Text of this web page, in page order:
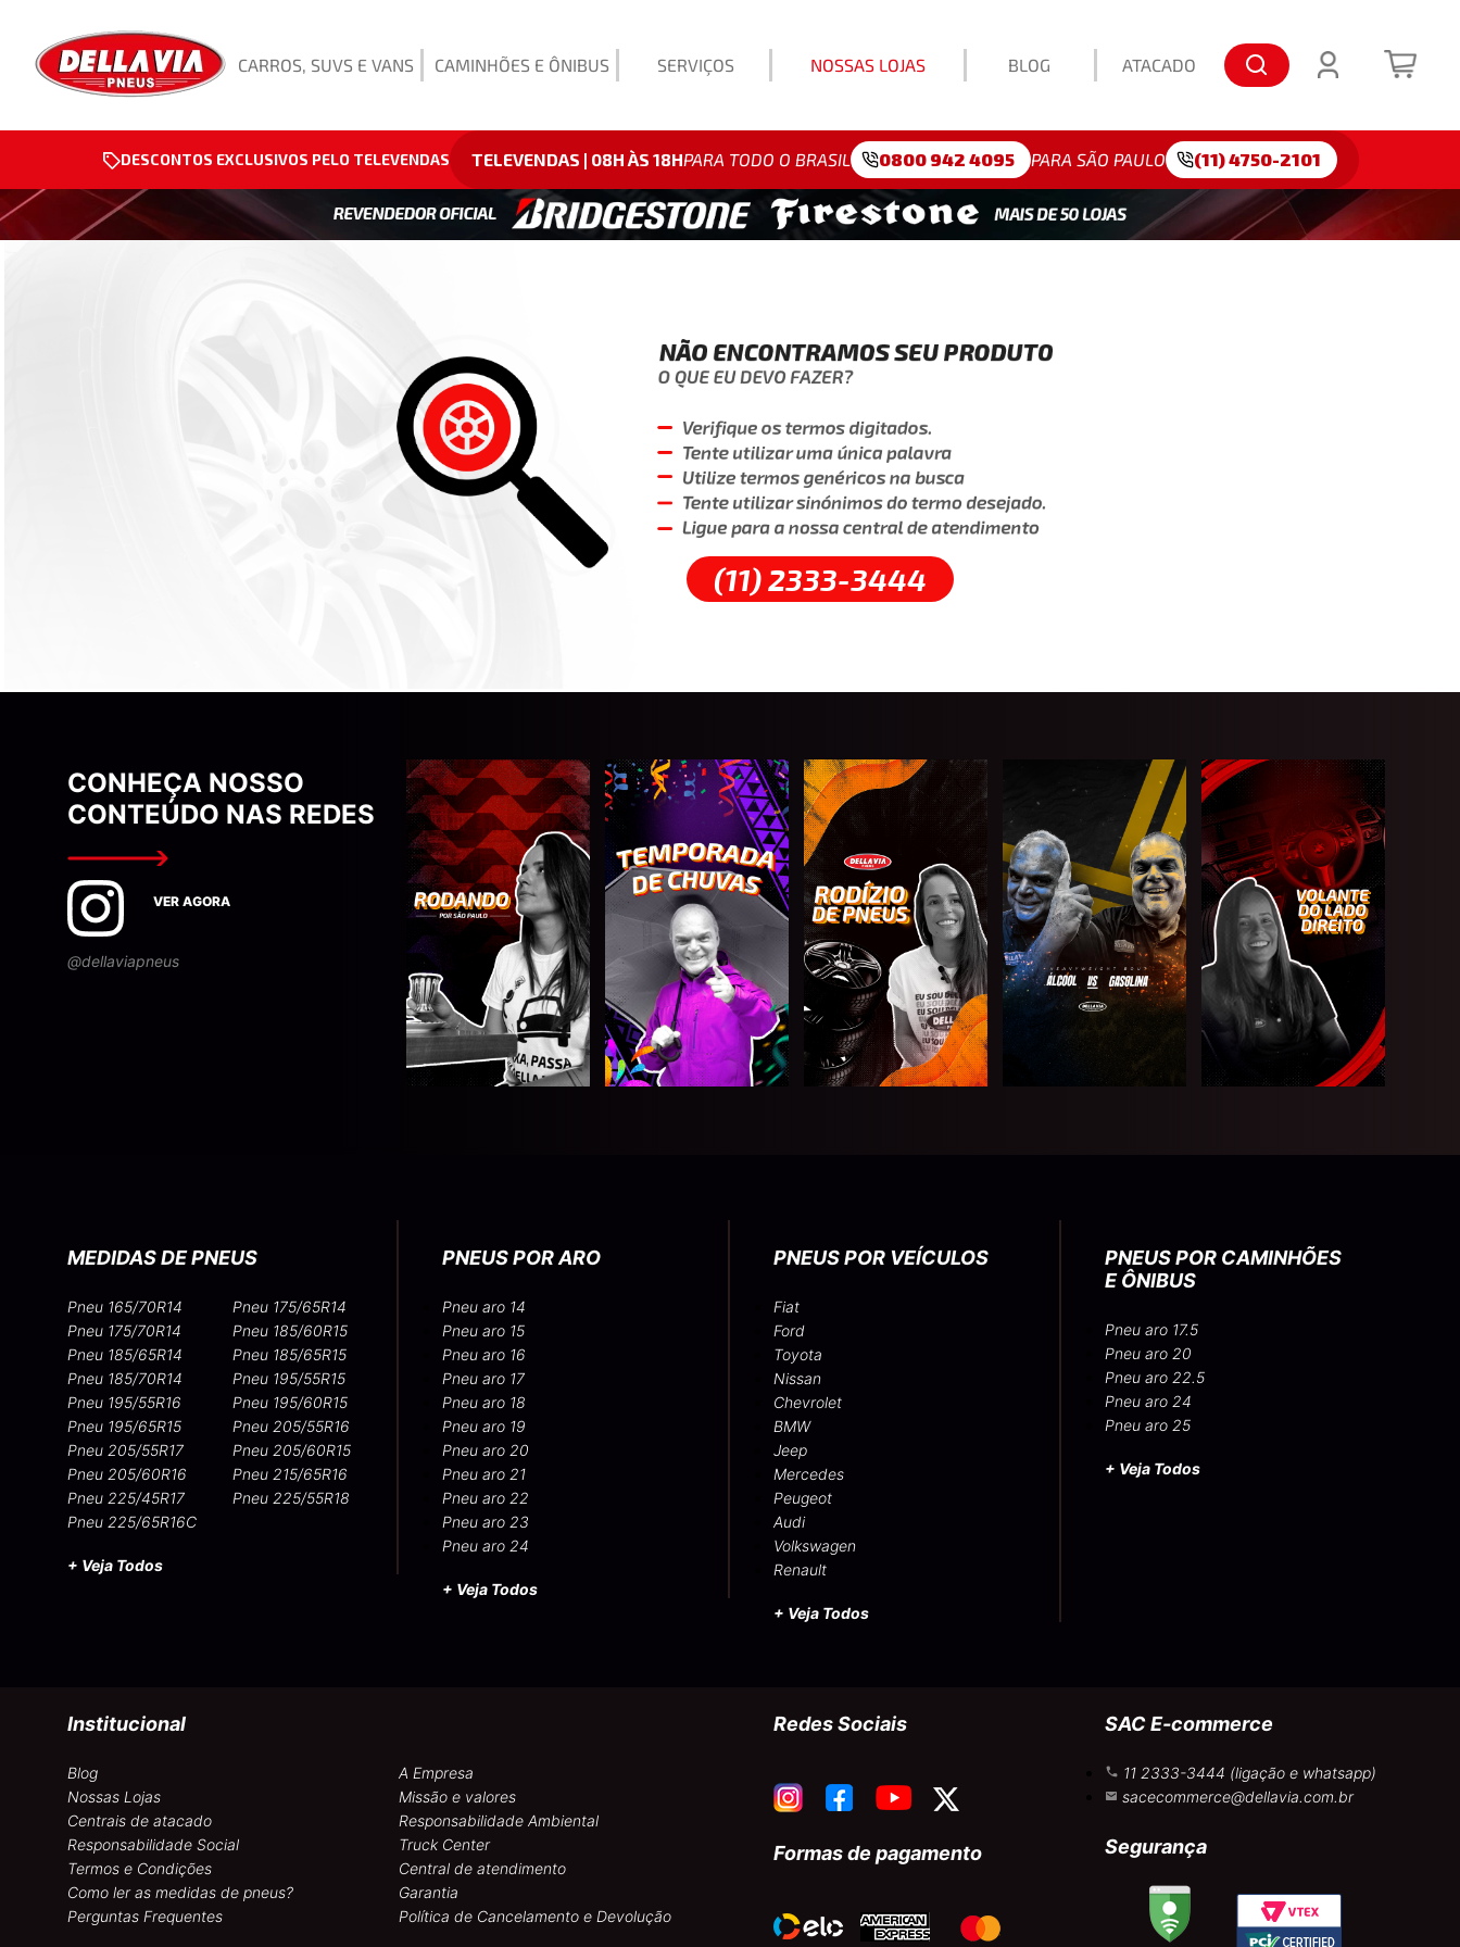
CARROS, SUVS E VANS CAMINHÕES E ÔNIBUS SERVIÇOS NOSSAS LOJAS BLOG ATACADO
Exemplo: 175/65R15
DESCONTOS EXCLUSIVOS PELO TELEVENDAS TELEVENDAS | 08H ÀS 18HPARA TODO O BRASIL 0800 942 4095 PARA SÃO PAULO (11) 4750-2101
(11) 2333-3444
CONHEÇA NOSSO
CONTEÚDO NAS REDES
VER AGORA
@dellaviapneus
MEDIDAS DE PNEUS
Pneu 165/70R14
Pneu 175/65R14
Pneu 175/70R14
Pneu 185/60R15
Pneu 185/65R14
Pneu 185/65R15
Pneu 185/70R14
Pneu 195/55R15
Pneu 195/55R16
Pneu 195/60R15
Pneu 195/65R15
Pneu 205/55R16
Pneu 205/55R17
Pneu 205/60R15
Pneu 205/60R16
Pneu 215/65R16
Pneu 225/45R17
Pneu 225/55R18
Pneu 225/65R16C
+ Veja Todos
PNEUS POR ARO
Pneu aro 14
Pneu aro 15
Pneu aro 16
Pneu aro 17
Pneu aro 18
Pneu aro 19
Pneu aro 20
Pneu aro 21
Pneu aro 22
Pneu aro 23
Pneu aro 24
+ Veja Todos
PNEUS POR VEÍCULOS
Fiat
Ford
Toyota
Nissan
Chevrolet
BMW
Jeep
Mercedes
Peugeot
Audi
Volkswagen
Renault
+ Veja Todos
PNEUS POR CAMINHÕES
E ÔNIBUS
Pneu aro 17.5
Pneu aro 20
Pneu aro 22.5
Pneu aro 24
Pneu aro 25
+ Veja Todos
Institucional
Blog
A Empresa
Nossas Lojas
Missão e valores
Centrais de atacado
Responsabilidade Ambiental
Responsabilidade Social
Truck Center
Termos e Condições
Central de atendimento
Como ler as medidas de pneus?
Garantia
Perguntas Frequentes
Política de Cancelamento e Devolução
Redes Sociais
Formas de pagamento
SAC E-commerce
11 2333-3444 (ligação e whatsapp)
sacecommerce@dellavia.com.br
Segurança